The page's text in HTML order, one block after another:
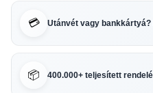
💳 Utánvét vagy bankkártyá?
📦 400.000+ teljesített